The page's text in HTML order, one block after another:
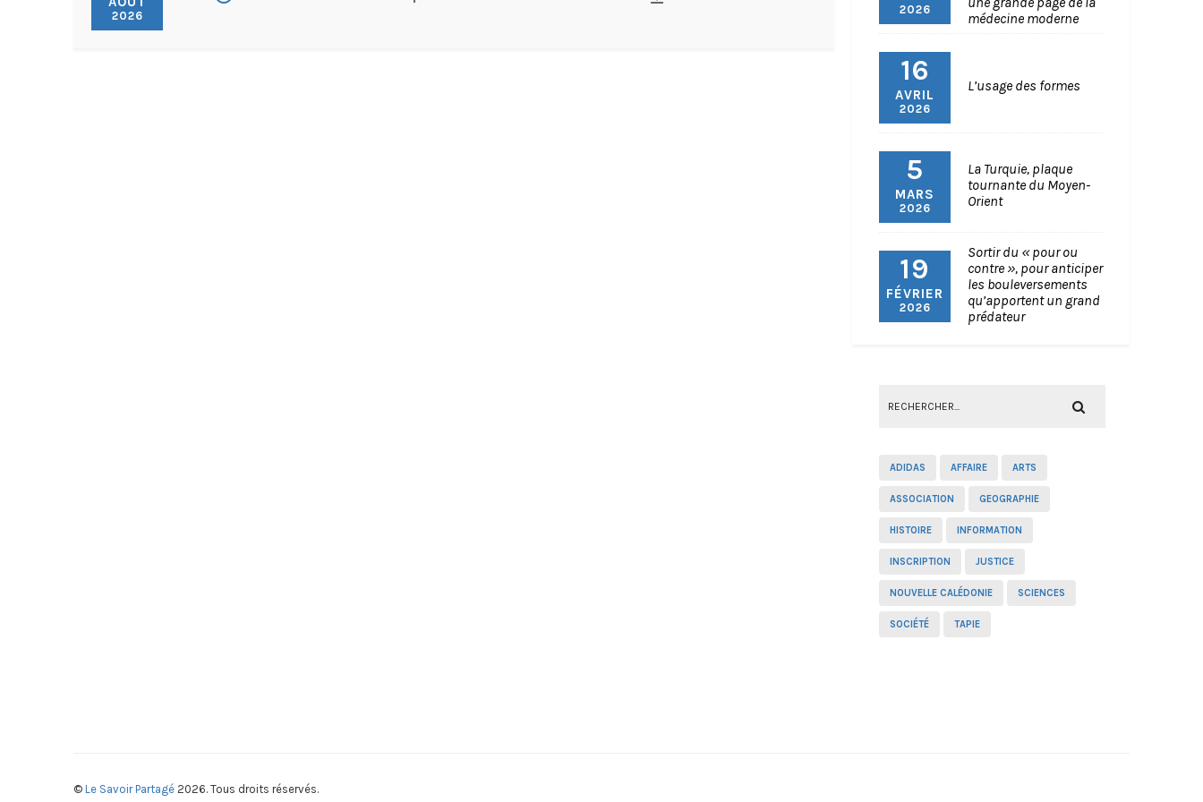
2026 2026
médecine moderne
16
AVRIL
2026
L’usage des formes
5
MARS
2026
La Turquie, plaque
tournante du Moyen-
Orient
19
FÉVRIER
2026
Sortir du « pour ou
contre », pour anticiper
les bouleversements
qu’apportent un grand
prédateur
ADIDAS AFFAIRE ARTS
ASSOCIATION GEOGRAPHIE
HISTOIRE INFORMATION
INSCRIPTION JUSTICE
NOUVELLE CALÉDONIE SCIENCES
SOCIÉTÉ TAPIE
© Le Savoir Partagé 2026. Tous droits réservés.